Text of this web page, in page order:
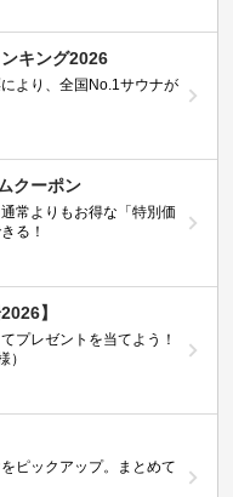
キング2026
より、全国No.1サウナが
クーポン
常よりもお得な「特別価
る！
】
プレゼントを当てよう！
）
ピックアップ。まとめて